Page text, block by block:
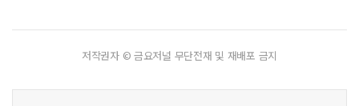
저작권자 © 금요저널 무단전재 및 재배포 금지